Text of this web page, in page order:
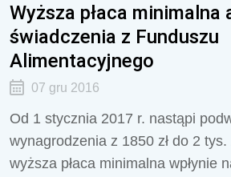
Wyższa płaca minimalna
świadczenia z Funduszu
Alimentacyjnego
07 gru 2016
Od 1 stycznia 2017 r. nastąpi
wynagrodzenia z 1850 zł do 2 tys.
wyższa płaca minimalna wpłynie